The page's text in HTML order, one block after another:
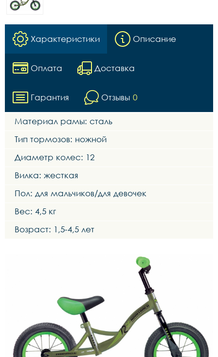
Характеристики Описание
Оплата Доставка
Гарантия Отзывы 0
Материал рамы: сталь
Тип тормозов: ножной
Диаметр колес: 12
Вилка: жесткая
Пол: для мальчиков/для девочек
Вес: 4,5 кг
Возраст: 1,5-4,5 лет